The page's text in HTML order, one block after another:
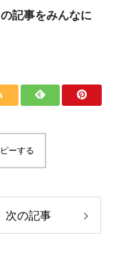
記事をみんなに
ーする
次の記事